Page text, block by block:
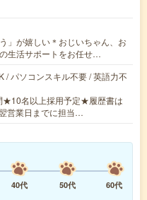
」が嬉しい＊おじいちゃん、お
生活サポートをお任せ…
/ パソコンスキル不要 / 英語力不
★10名以上採用予定★履歴書は
営業日までに担当…
40代 50代
60代